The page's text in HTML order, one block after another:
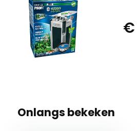
€
Onlangs bekeken